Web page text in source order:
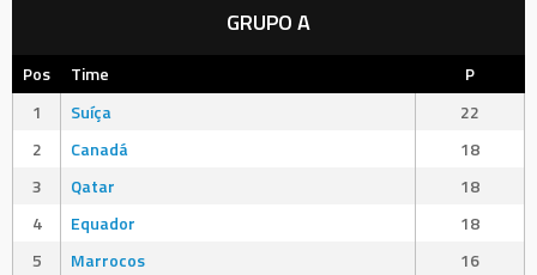
GRUPO A
Pos Time
P
1
Suíça
22
2
Canadá
18
3
Qatar
18
4
Equador
18
5
Marrocos
16